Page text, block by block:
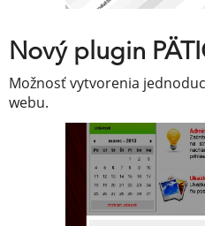
Nový plugin
Možnosť vytvorenia
webu.